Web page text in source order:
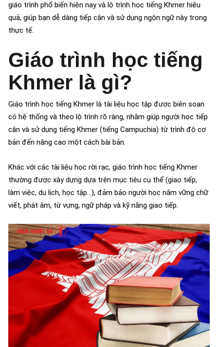
giáo trình phổ biến hiện nay và lộ trình học tiếng Khmer hiệu
quả, giúp bạn dễ dàng tiếp cận và sử dụng ngôn ngữ này trong
thực tế.
Giáo trình học tiếng
Khmer là gì?
Giáo trình học tiếng Khmer là tài liệu học tập được biên soạn
có hệ thống và theo lộ trình rõ ràng, nhằm giúp người học tiếp
cận và sử dụng tiếng Khmer (tiếng Campuchia) từ trình độ cơ
bản đến nâng cao một cách bài bản.
Khác với các tài liệu học rời rạc, giáo trình học tiếng Khmer
thường được xây dựng dựa trên mục tiêu cụ thể (giao tiếp,
làm việc, du lịch, học tập…), đảm bảo người học nắm vững chữ
viết, phát âm, từ vựng, ngữ pháp và kỹ năng giao tiếp.